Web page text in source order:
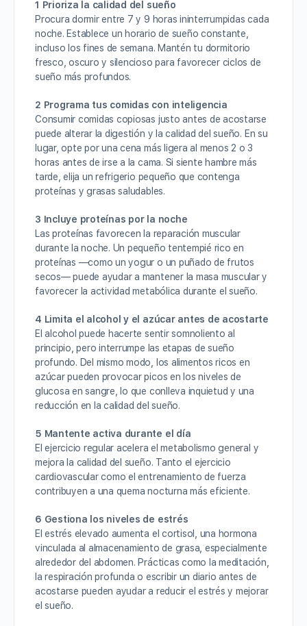
1 Prioriza la calidad del sueño
Procura dormir entre 7 y 9 horas ininterrumpidas cada
noche. Establece un horario de sueño constante,
incluso los fines de semana. Mantén tu dormitorio
fresco, oscuro y silencioso para favorecer ciclos de
sueño más profundos.
2 Programa tus comidas con inteligencia
Consumir comidas copiosas justo antes de acostarse
puede alterar la digestión y la calidad del sueño. En su
lugar, opte por una cena más ligera al menos 2 o 3
horas antes de irse a la cama. Si siente hambre más
tarde, elija un refrigerio pequeño que contenga
proteínas y grasas saludables.
3 Incluye proteínas por la noche
Las proteínas favorecen la reparación muscular
durante la noche. Un pequeño tentempié rico en
proteínas —como un yogur o un puñado de frutos
secos— puede ayudar a mantener la masa muscular y
favorecer la actividad metabólica durante el sueño.
4 Limita el alcohol y el azúcar antes de acostarte
El alcohol puede hacerte sentir somnoliento al
principio, pero interrumpe las etapas de sueño
profundo. Del mismo modo, los alimentos ricos en
azúcar pueden provocar picos en los niveles de
glucosa en sangre, lo que conlleva inquietud y una
reducción en la calidad del sueño.
5 Mantente activa durante el día
El ejercicio regular acelera el metabolismo general y
mejora la calidad del sueño. Tanto el ejercicio
cardiovascular como el entrenamiento de fuerza
contribuyen a una quema nocturna más eficiente.
6 Gestiona los niveles de estrés
El estrés elevado aumenta el cortisol, una hormona
vinculada al almacenamiento de grasa, especialmente
alrededor del abdomen. Prácticas como la meditación,
la respiración profunda o escribir un diario antes de
acostarse pueden ayudar a reducir el estrés y mejorar
el sueño.